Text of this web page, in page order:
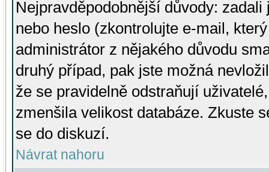
Nejpravděpodobnější důvody:
nebo heslo (zkontrolujte e-mail,
administrátor z nějakého důvodu
druhý případ, pak jste možná
že se pravidelně odstraňují
zmenšila velikost databáze. Zkuste
se do diskuzí.
Návrat nahoru